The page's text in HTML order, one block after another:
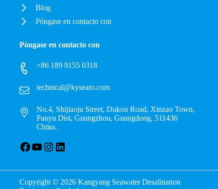
Blog
Póngase en contacto con
Póngase en contacto con
+86 189 9155 0318
technical@kysearo.com
No.4, Shijiaoju Street, Dukou Road, Xinzao Town,
Panyu Dist, Guangzhou, Guangdong, 511436
China.
Facebook
YouTube
Instagram
LinkedIn
Copyright © 2026 Kangyang Seawater Desalination